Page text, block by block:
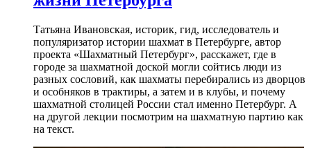
Татьяна Ивановская, историк, гид, исследователь и
популяризатор истории шахмат в Петербурге, автор
проекта «Шахматный Петербург», расскажет, где в
городе за шахматной доской могли сойтись люди из
разных сословий, как шахматы перебирались из дворцов
и особняков в трактиры, а затем и в клубы, и почему
шахматной столицей России стал именно Петербург. А
на другой лекции посмотрим на шахматную партию как
на текст.